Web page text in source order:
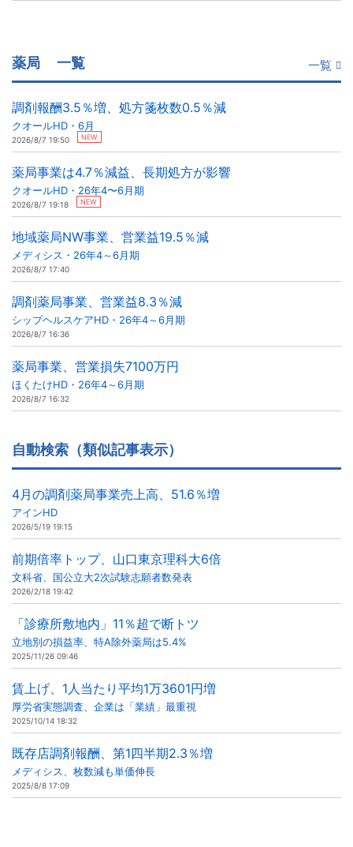
薬局 一覧 一覧
調剤報酬3.5％増、処方箋枚数0.5％減
クオールHD・6月
2026/8/7 19:50 NEW
薬局事業は4.7％減益、長期処方が影響
クオールHD・26年4〜6月期
2026/8/7 19:18 NEW
地域薬局NW事業、営業益19.5％減
メディシス・26年4～6月期
2026/8/7 17:40
調剤薬局事業、営業益8.3％減
シップヘルスケアHD・26年4～6月期
2026/8/7 16:36
薬局事業、営業損失7100万円
ほくたけHD・26年4～6月期
2026/8/7 16:32
自動検索（類似記事表示）
4月の調剤薬局事業売上高、51.6％増
アインHD
2026/5/19 19:15
前期倍率トップ、山口東京理科大6倍
文科省、国公立大2次試験志願者数発表
2026/2/18 19:42
「診療所敷地内」11％超で断トツ
立地別の損益率、特A除外薬局は5.4%
2025/11/26 09:46
賃上げ、1人当たり平均1万3601円増
厚労省実態調査、企業は「業績」最重視
2025/10/14 18:32
既存店調剤報酬、第1四半期2.3％増
メディシス、枚数減も単価伸長
2025/8/8 17:09